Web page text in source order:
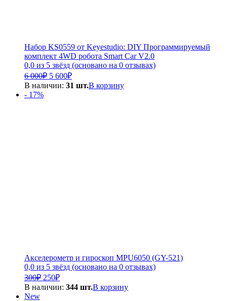
Набор KS0559 от Keyestudio: DIY Программируемый
комплект 4WD робота Smart Car V2.0
0,0 из 5 звёзд (основано на 0 отзывах)
6 000₽ Первоначальная
цена
5 600₽Текущая
цена:
В наличии: 31 шт.В корзину
- 17%
Акселерометр и гироскоп MPU6050 (GY-521)
0,0 из 5 звёзд (основано на 0 отзывах)
300₽ Первоначальная
цена
250₽Текущая
цена:
В наличии: 344 шт.В корзину
New